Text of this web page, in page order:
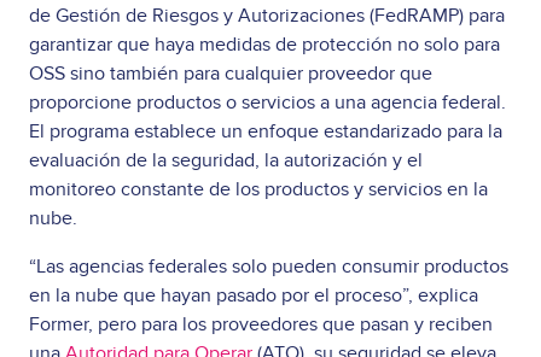
de Gestión de Riesgos y Autorizaciones (FedRAMP) para
garantizar que haya medidas de protección no solo para
OSS sino también para cualquier proveedor que
proporcione productos o servicios a una agencia federal.
El programa establece un enfoque estandarizado para la
evaluación de la seguridad, la autorización y el
monitoreo constante de los productos y servicios en la
nube.
“Las agencias federales solo pueden consumir productos
en la nube que hayan pasado por el proceso”, explica
Former, pero para los proveedores que pasan y reciben